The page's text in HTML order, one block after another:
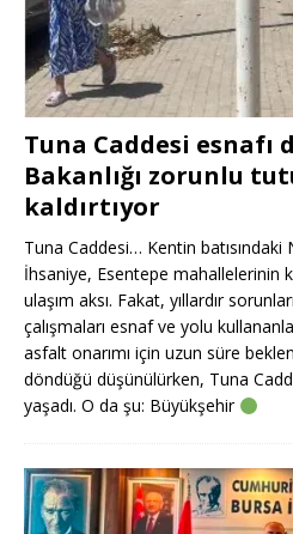
Tuna Caddesi esnafı
Bakanlığı zorunlu
kaldırtıyor
Tuna Caddesi… Kentin batısındaki
İhsaniye, Esentepe mahallelerinin
ulaşım aksı. Fakat, yıllardır
çalışmaları esnaf ve yolu
asfalt onarımı için uzun süre
döndüğü düşünülürken, Tuna
yaşadı. O da şu: Büyükşehir